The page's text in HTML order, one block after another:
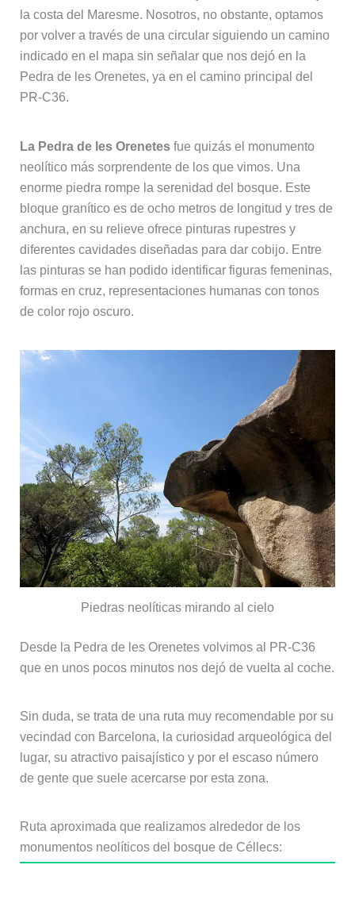
la costa del Maresme. Nosotros, no obstante, optamos
por volver a través de una circular siguiendo un camino
indicado en el mapa sin señalar que nos dejó en la
Pedra de les Orenetes, ya en el camino principal del
PR-C36.
La Pedra de les Orenetesfue quizás el monumento
neolítico más sorprendente de los que vimos. Una
enorme piedra rompe la serenidad del bosque. Este
bloque granítico es de ocho metros de longitud y tres de
anchura, en su relieve ofrece pinturas rupestres y
diferentes cavidades diseñadas para dar cobijo. Entre
las pinturas se han podido identificar figuras femeninas,
formas en cruz, representaciones humanas con tonos
de color rojo oscuro.
Piedras neolíticas mirando al cielo
Desde la Pedra de les Orenetes volvimos al PR-C36
que en unos pocos minutos nos dejó de vuelta al coche.
Sin duda, se trata de una ruta muy recomendable por su
vecindad con Barcelona, la curiosidad arqueológica del
lugar, su atractivo paisajístico y por el escaso número
de gente que suele acercarse por esta zona.
Ruta aproximada que realizamos alrededor de los
monumentos neolíticos del bosque de Céllecs: